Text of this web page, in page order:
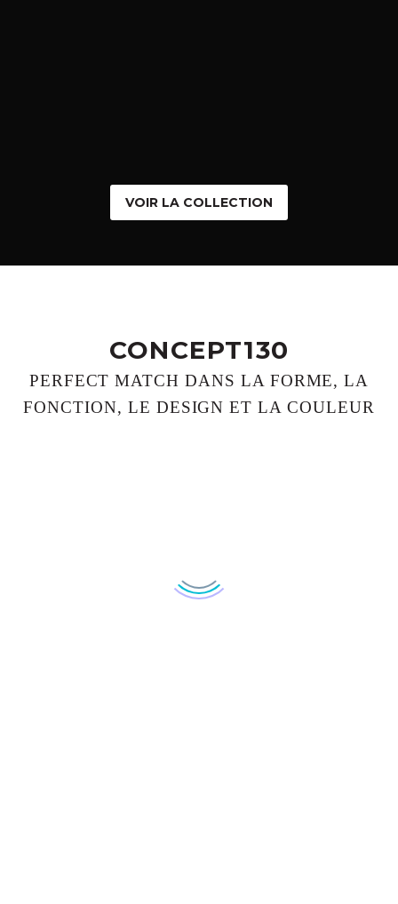
VOIR LA COLLECTION
CONCEPT130
PERFECT MATCH DANS LA FORME, LA
FONCTION, LE DESIGN ET LA COULEUR